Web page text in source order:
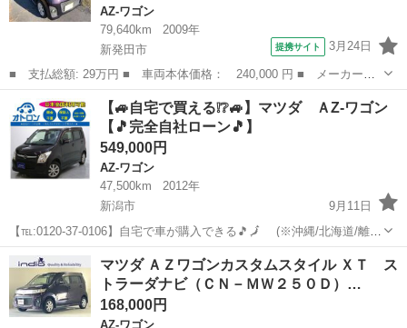
AZ-ワゴン
79,640km
2009年
新発田市
提携サイト 3月24日
■ 支払総額: 29万円 ■ 車両本体価格： 240,000 円 ■ メーカー
名： マツダ ■ 車種名： ＡＺワゴン ■ グレード名： ＸＴ ■
排気量： 660cc ■ ドア枚数： 5D ■ ミッション： AT4速 ■ ...
新潟 新発田市 AZ-ワゴン
【🚙自宅で買える❕❔🚙】マツダ ＡZ-ワゴン
【🎵完全自社ローン🎵】
549,000円
AZ-ワゴン
47,500km
2012年
新潟市
9月11日
【℡:0120-37-0106】自宅で車が購入できる🎵🗾 (※沖縄/北海道/離島
除く) 今回のお車の詳細はこちらから↓仮審査も◎
https://www.otoron.jp/lists/detail?carno=...
新潟 AZ-ワゴン オトロン
マツダ ＡＺワゴンカスタムスタイル ＸＴ ス
トラーダナビ（ＣＮ－ＭＷ２５０Ｄ）…
168,000円
AZ-ワゴン